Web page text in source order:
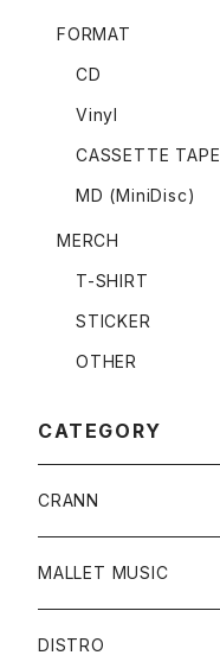
FORMAT
CD
Vinyl
CASSETTE TAPE
MD (MiniDisc)
MERCH
T-SHIRT
STICKER
OTHER
CATEGORY
CRANN
MALLET MUSIC
DISTRO